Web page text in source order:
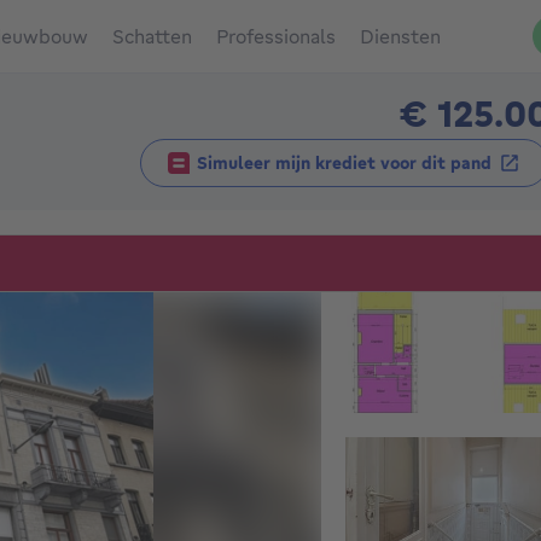
Schatten Professionals Diensten
€
Simuleer mijn krediet voor dit pand